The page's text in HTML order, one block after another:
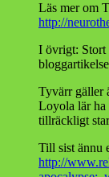
Läs mer om
http://
I övrigt: Stort
Tyvärr gäller
Loyola lär ha
tillräckligt
Till sist ännu
http://